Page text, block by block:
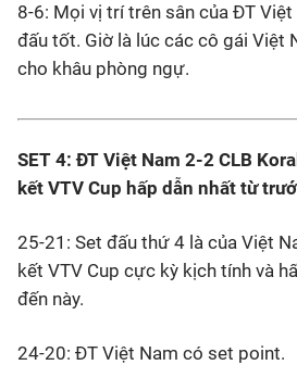
8-6: Mọi vị trí trên sân của ĐT
đấu tốt. Giờ là lúc các cô gái Việt
cho khâu phòng ngự.
SET 4: ĐT Việt Nam 2-2 CLB
kết VTV Cup hấp dẫn nhất từ
25-21: Set đấu thứ 4 là của Việt
kết VTV Cup cực kỳ kịch tính và
đến này.
24-20: ĐT Việt Nam có set point.